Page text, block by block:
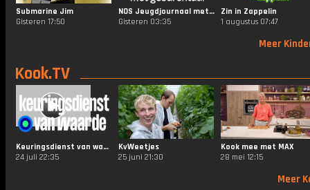
Submarine Jim
Gisteren 17:50
NOS Jeugdjournaal met Gebarentaal
Gisteren 03:35
Zin in Zappelin
1 augustus 07:47
Meer
Kook.TV
Keuringsdienst van waarde
24 juli 22:35
KvWeetjes
25 juni 21:30
Kook mee met MAX
28 mei 12:15
Meer